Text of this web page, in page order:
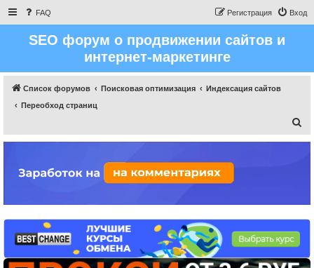
FAQ Вход
Регистрация
SEO форум о продвижении сайтов и
интернет-маркетинге
Список форумов Поисковая оптимизация
Индексация сайтов
Переобход страниц